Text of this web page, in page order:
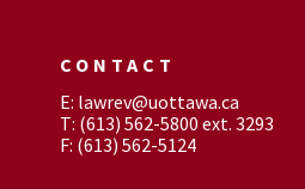
CONTACT
E: lawrev@uottawa.ca
T: (613) 562-5800 ext. 3293
F: (613) 562-5124